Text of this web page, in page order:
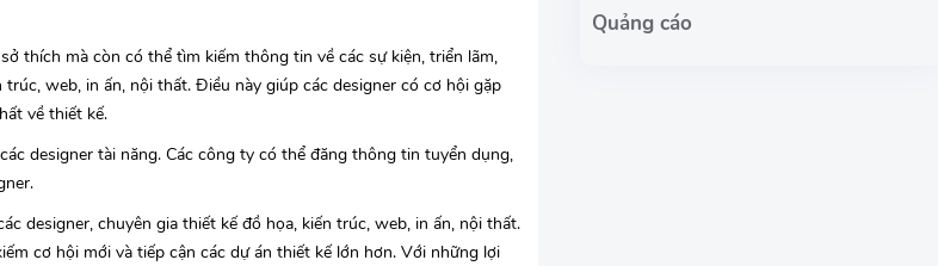
thích mà còn có thể tìm kiếm thông tin về các sự kiện, triển lãm,
web, in ấn, nội thất. Điều này giúp các designer có cơ hội gặp
về thiết kế.
designer tài năng. Các công ty có thể đăng thông tin tuyển dụng,
designer, chuyên gia thiết kế đồ họa, kiến trúc, web, in ấn, nội thất.
cơ hội mới và tiếp cận các dự án thiết kế lớn hơn. Với những lợi